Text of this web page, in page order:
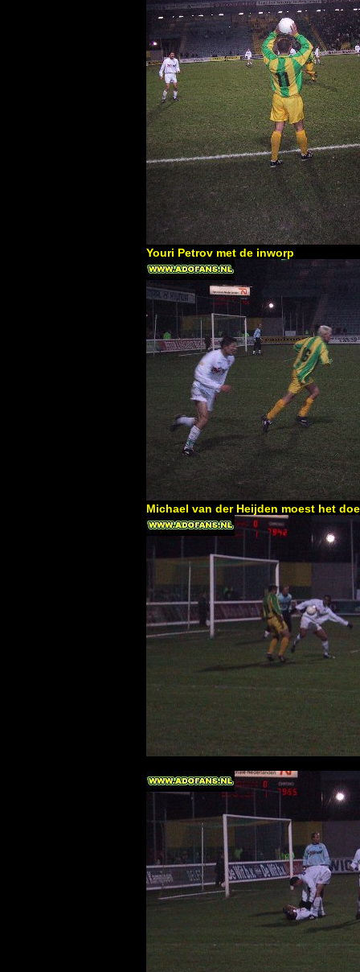
Youri Petrov met de inworp
Michael van der Heijden moest het